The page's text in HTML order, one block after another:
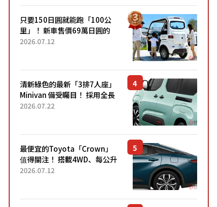
只要150日圓就能跑「100公
里」！ 新車售價69萬日圓的
「3人座」Trike大受歡迎！ 順
2026.07.12
清新綠色的最新「3排7人座」
Minivan 備受矚目！ 採用全長
4.7公尺剛剛好的車身尺寸與
2026.07.22
最便宜的Toyota「Crown」
值得關注！ 搭載4WD、每公升
22.4公里低油耗表現超亮眼！
2026.07.12